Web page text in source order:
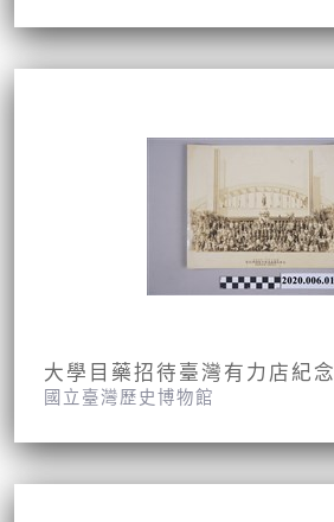
大學目藥招待臺灣有力店紀念
國立臺灣歷史博物館